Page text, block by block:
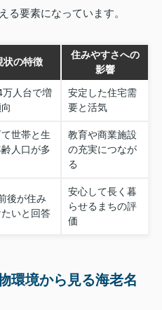
る要素になっています。
状の特徴
住みやすさへの
影響
万人台で増
安定した住宅需
要と活気
世帯と生
人口が多
教育や商業施設
の充実につなが
る
後が住み
いと回答
安心して長く暮
らせるまちの評
価
環境から見る海老名